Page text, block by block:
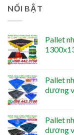
NỔI BẬT
Pallet
Pallet
dương
Pallet
dương